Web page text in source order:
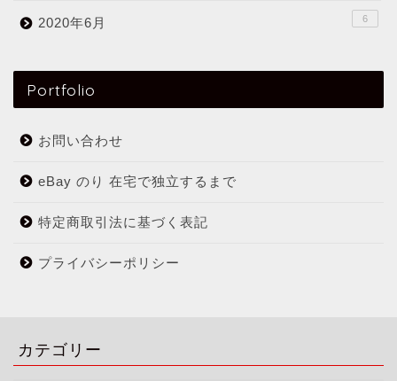
2020年6月 6
Portfolio
お問い合わせ
eBay のり 在宅で独立するまで
特定商取引法に基づく表記
プライバシーポリシー
カテゴリー